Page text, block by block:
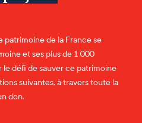
patrimoine de la France se
et ses plus de 1 000
défi de sauver ce patrimoine
suivantes, à travers toute la
don.